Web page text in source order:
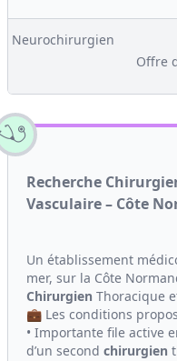
Neurochirurgien
Offre
Recherche
Vasculaire – Côte
Un établissement
mer, sur la Côte
Chirurgien Thoracique
💼 Les conditions
• Importante file active
d’un second chirurgien